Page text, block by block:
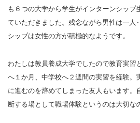
も６つの大学から学生がインターンシップ
ていただきました。残念ながら男性は一人
シップは女性の方が積極的なようです。
わたしは教員養成大学でしたので教育実習
へ１か月、中学校へ２週間の実習を経験。
に進むのを辞めてしまった友人もいます。
断する場として職場体験というのは大切な